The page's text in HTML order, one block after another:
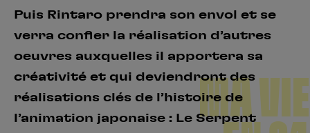
Puis Rintaro prendra son envol et se
verra confier la réalisation d’autres
oeuvres auxquelles il apportera sa
créativité et qui deviendront des
réalisations clés de l’histoire de
l’animation japonaise : Le Serpent
MA VIE